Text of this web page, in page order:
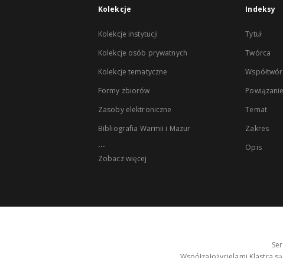
Kolekcje
Kolekcje instytucji
Kolekcje osób prywatnych
Kolekcje tematyczne
Formy zbiorów
Zasoby elektroniczne
Bibliografia Warmii i Mazur
...
Zobacz więcej
Indeksy
Tytuł
Twórca
Powiązanie
Temat
Zakres
Opis